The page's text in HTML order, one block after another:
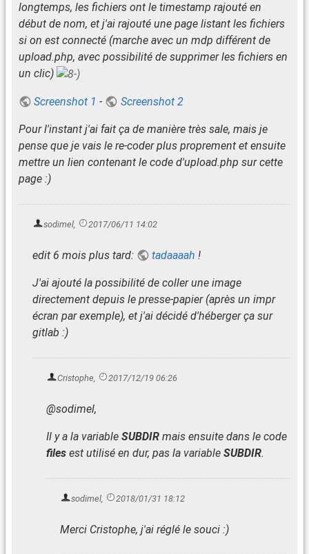
longtemps, les fichiers ont le timestamp rajouté en
début de nom, et j'ai rajouté une page listant les fichiers
si on est connecté (marche avec un mdp différent de
upload.php, avec possibilité de supprimer les fichiers en
un clic)
Screenshot 1 - Screenshot 2
Pour l'instant j'ai fait ça de manière très sale, mais je
pense que je vais le re-coder plus proprement et ensuite
mettre un lien contenant le code d'upload.php sur cette
page :)
sodimel, 2017/06/11 14:02
edit 6 mois plus tard: tadaaaah !
J'ai ajouté la possibilité de coller une image
directement depuis le presse-papier (après un impr
écran par exemple), et j'ai décidé d'héberger ça sur
gitlab :)
Cristophe, 2017/12/19 06:26
@sodimel,
Il y a la variable SUBDIR mais ensuite dans le code
files est utilisé en dur, pas la variable SUBDIR.
sodimel, 2018/01/31 18:12
Merci Cristophe, j'ai réglé le souci :)